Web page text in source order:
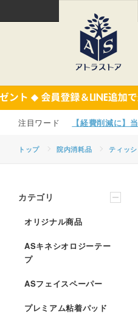
【経費削減に】
トップ 院内消耗品 ティッシ
カテゴリ
オリジナル商品
ASキネシオロジーテー
プ
ASフェイスペーパー
プレミアム粘着パッド